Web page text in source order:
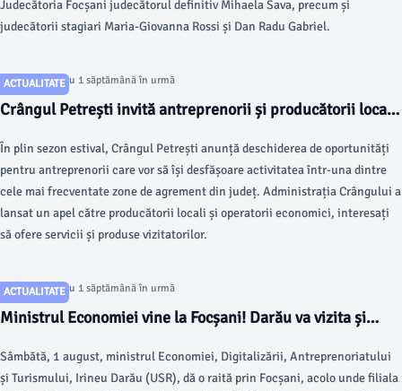
Judecătoria Focșani judecătorul definitiv Mihaela Sava, precum și
judecătorii stagiari Maria-Giovanna Rossi și Dan Radu Gabriel.
ACTUALITATE
Articol postat cu 1 săptămână în urmă
Crângul Petrești invită antreprenorii și producătorii locali
agrement din Vrancea
În plin sezon estival, Crângul Petrești anunță deschiderea de oportunități
pentru antreprenorii care vor să își desfășoare activitatea într-una dintre
cele mai frecventate zone de agrement din județ. Administrația Crângului a
lansat un apel către producătorii locali și operatorii economici, interesați
să ofere servicii și produse vizitatorilor.
ACTUALITATE
Articol postat cu 1 săptămână în urmă
Ministrul Economiei vine la Focșani! Darău va vizita și
Valentin Rezmeriță
Sâmbătă, 1 august, ministrul Economiei, Digitalizării, Antreprenoriatului
și Turismului, Irineu Darău (USR), dă o raită prin Focșani, acolo unde filiala